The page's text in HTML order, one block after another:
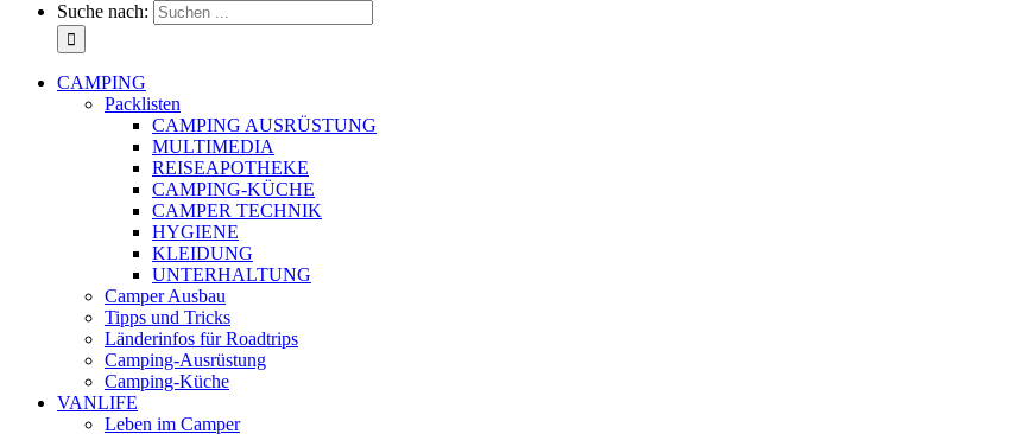
Suche nach:
CAMPING
Packlisten
CAMPING AUSRÜSTUNG
MULTIMEDIA
REISEAPOTHEKE
CAMPING-KÜCHE
CAMPER TECHNIK
HYGIENE
KLEIDUNG
UNTERHALTUNG
Camper Ausbau
Tipps und Tricks
Länderinfos für Roadtrips
Camping-Ausrüstung
Camping-Küche
VANLIFE
Leben im Camper